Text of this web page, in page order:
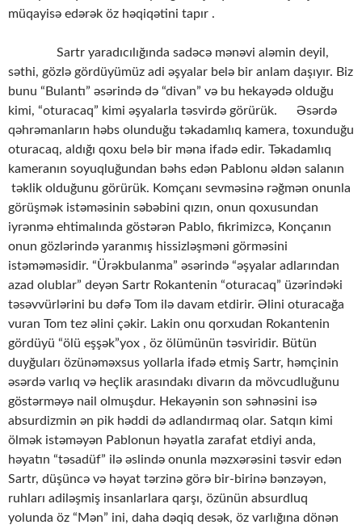
müqayisə edərək öz həqiqətini tapır .
Sartr yaradıcılığında sadəcə mənəvi aləmin deyil,
səthi, gözlə gördüyümüz adi əşyalar belə bir anlam daşıyır. Biz
bunu “Bulantı” əsərində də “divan” və bu hekayədə olduğu
kimi, “oturacaq” kimi əşyalarla təsvirdə görürük. Əsərdə
qəhrəmanların həbs olunduğu təkadamlıq kamera, toxunduğu
oturacaq, aldığı qoxu belə bir məna ifadə edir. Təkadamlıq
kameranın soyuqluğundan bəhs edən Pablonu əldən salanın
təklik olduğunu görürük. Komçanı sevməsinə rəğmən onunla
görüşmək istəməsinin səbəbini qızın, onun qoxusundan
iyrənmə ehtimalında göstərən Pablo, fikrimizcə, Konçanın
onun gözlərində yaranmış hissizləşməni görməsini
istəməməsidir. “Ürəkbulanma” əsərində “əşyalar adlarından
azad olublar” deyən Sartr Rokantenin “oturacaq” üzərindəki
təsəvvürlərini bu dəfə Tom ilə davam etdirir. Əlini oturacağa
vuran Tom tez əlini çəkir. Lakin onu qorxudan Rokantenin
gördüyü “ölü eşşək”yox , öz ölümünün təsviridir. Bütün
duyğuları özünəməxsus yollarla ifadə etmiş Sartr, həmçinin
əsərdə varlıq və heçlik arasındakı divarın da mövcudluğunu
göstərməyə nail olmuşdur. Hekayənin son səhnəsini isə
absurdizmin ən pik həddi də adlandırmaq olar. Satqın kimi
ölmək istəməyən Pablonun həyatla zarafat etdiyi anda,
həyatın “təsadüf” ilə əslində onunla məzxərəsini təsvir edən
Sartr, düşüncə və həyat tərzinə görə bir-birinə bənzəyən,
ruhları adiləşmiş insanlarlara qarşı, özünün absurdluq
yolunda öz “Mən” ini, daha dəqiq desək, öz varlığına dönən